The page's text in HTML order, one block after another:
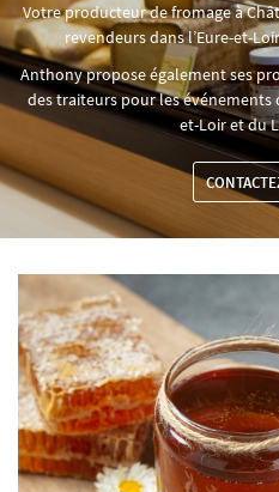
Votre producteur de fromage à
revendeurs dans l’Eure-et-
Anthony propose également ses
des traiteurs pour les événements
et-Loir et du